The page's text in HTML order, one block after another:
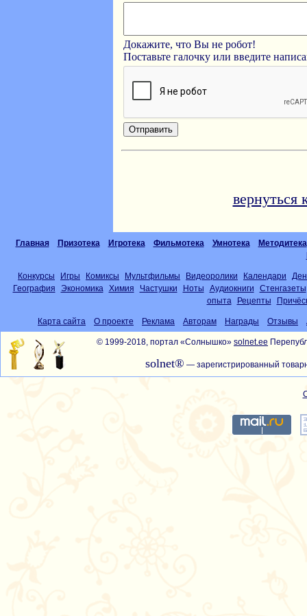
Докажите, что Вы не робот!
Поставьте галочку или введите
вернуться
Главная Призотека Игротека Фильмотека Умнотека
Методитека
Конкурсы Игры Комиксы Мультфильмы Видеоролики Календари
География
Экономика Химия Частушки Ноты Аудиокниги
Стенгазеты
опыта
Рецепты
Карта сайта О проекте Реклама Авторам Награды Отзывы
© 1999-2018, портал «Солнышко» solnet.ee
solnet® — зарегистрированный